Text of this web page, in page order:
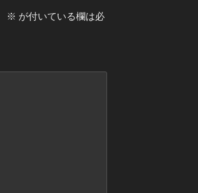
※ が付いている欄は必